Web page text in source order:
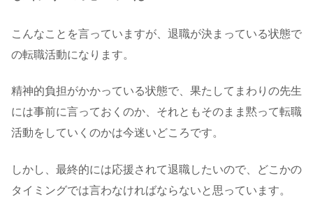
こんなことを言っていますが、退職が決まっている状態で
の転職活動になります。
精神的負担がかかっている状態で、果たしてまわりの先生
には事前に言っておくのか、それともそのまま黙って転職
活動をしていくのかは今迷いどころです。
しかし、最終的には応援されて退職したいので、どこかの
タイミングでは言わなければならないと思っています。